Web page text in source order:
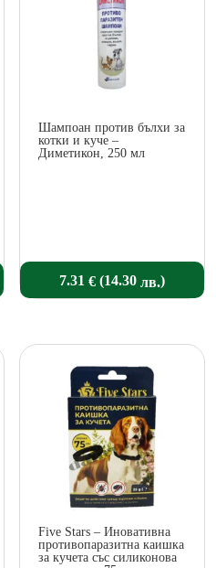
Шампоан против бълхи за
котки и куче –
Диметикон, 250 мл
7.31€ (14.30 лв.)
Five Stars – Иновативна
противопаразитна каишка
за кучета със силиконова